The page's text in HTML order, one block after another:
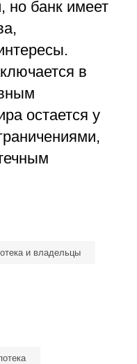
но банк имеет
в
остается у
и владельцы